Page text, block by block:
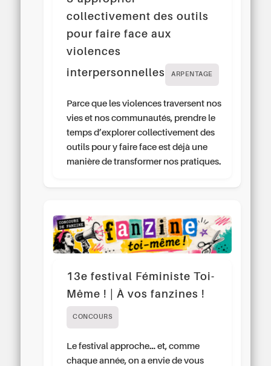
collectivement des outils
pour faire face aux
violences
interpersonnelles
ARPENTAGE
Parce que les violences traversent nos
vies et nos communautés, prendre le
temps d’explorer collectivement des
outils pour y faire face est déjà une
manière de transformer nos pratiques.
13e festival Féministe Toi-
Même ! | À vos fanzines !
CONCOURS
Le festival approche… et, comme
chaque année, on a envie de vous